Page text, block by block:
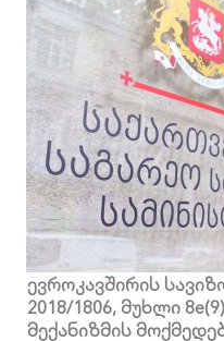
ევროკავშირის
2018/1806, მუხლი
მექანიზმის